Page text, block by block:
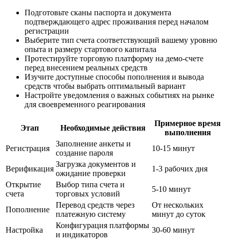
Подготовьте сканы паспорта и документа
подтверждающего адрес проживания перед началом
регистрации
Выберите тип счета соответствующий вашему уровню
опыта и размеру стартового капитала
Протестируйте торговую платформу на демо-счете
перед внесением реальных средств
Изучите доступные способы пополнения и вывода
средств чтобы выбрать оптимальный вариант
Настройте уведомления о важных событиях на рынке
для своевременного реагирования
Этап Необходимые действия
Примерное время
выполнения
Регистрация
Заполнение анкеты и
создание пароля
10-15 минут
Верификация
Загрузка документов и
ожидание проверки
1-3 рабочих дня
Открытие
счета
Выбор типа счета и
торговых условий
5-10 минут
Пополнение
Перевод средств через
платежную систему
От нескольких
минут до суток
Настройка
Конфигурация платформы
и индикаторов
30-60 минут